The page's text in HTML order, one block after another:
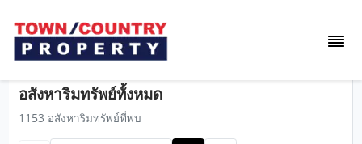
อสังหาริมทรัพย์ทั้งหมด
1153 อสังหาริมทรัพย์ที่พบ